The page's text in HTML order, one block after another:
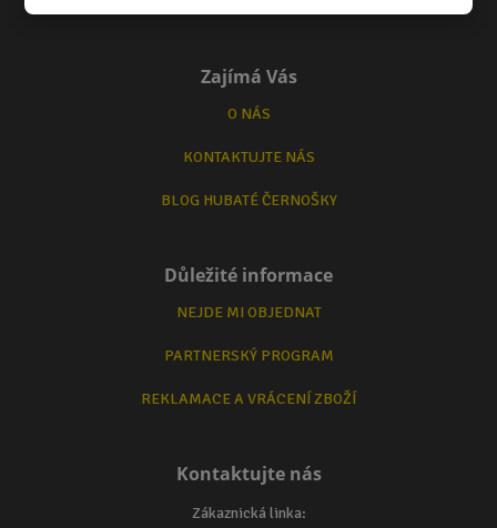
Zajímá Vás
O NÁS
KONTAKTUJTE NÁS
BLOG HUBATÉ ČERNOŠKY
Důležité informace
NEJDE MI OBJEDNAT
PARTNERSKÝ PROGRAM
REKLAMACE A VRÁCENÍ ZBOŽÍ
Kontaktujte nás
Zákaznická linka: